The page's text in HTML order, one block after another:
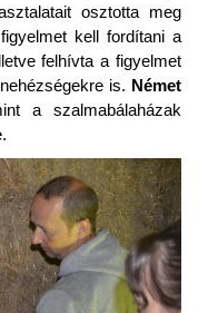
osztotta meg
kell fordítani a
felhívta a figyelmet
is. Német
a szalmabálaházak